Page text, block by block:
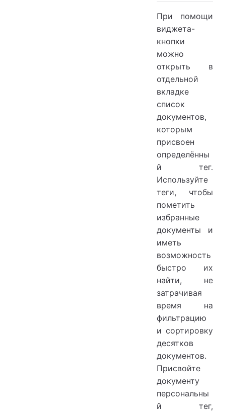
При помощи
виджета-
кнопки
можно
открыть в
отдельной
вкладке
список
документов,
которым
присвоен
определённы
й тег.
Используйте
теги, чтобы
пометить
избранные
документы и
иметь
возможность
быстро их
найти, не
затрачивая
время на
фильтрацию
и сортировку
десятков
документов.
Присвойте
документу
персональны
й тег,